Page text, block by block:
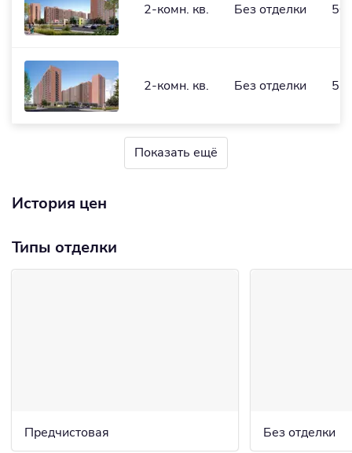
2-комн. кв. Без отделки
2-комн. кв. Без отделки
Показать ещё
История цен
Типы отделки
Предчистовая Без отделки